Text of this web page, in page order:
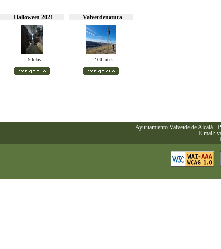
Halloween 2021
9 fotos
Valverdenatura
100 fotos
Ayuntamiento Valverde de Alcalá ·
E-mail: